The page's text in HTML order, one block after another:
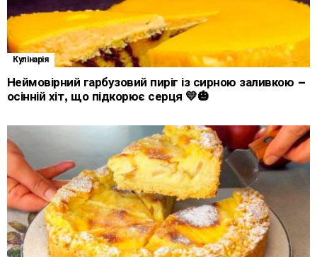
Кулінарія
Неймовірний гарбузовий пиріг із сирною заливкою –
осінній хіт, що підкорює серця 💛🎃